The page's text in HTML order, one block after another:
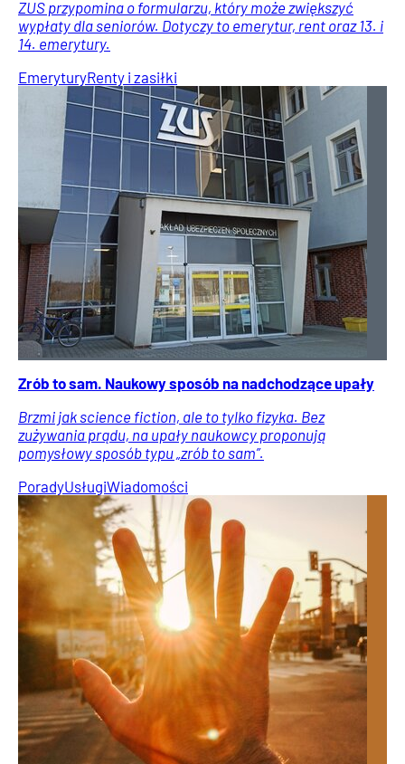
ZUS przypomina o formularzu, który może zwiększyć
wypłaty dla seniorów. Dotyczy to emerytur, rent oraz 13. i
14. emerytury.
EmeryturyRenty i zasiłki
Zrób to sam. Naukowy sposób na nadchodzące upały
Brzmi jak science fiction, ale to tylko fizyka. Bez
zużywania prądu, na upały naukowcy proponują
pomysłowy sposób typu „zrób to sam”.
PoradyUsługiWiadomości